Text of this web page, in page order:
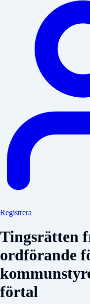
Registrera
Tingsrätten
ordförande
förtal